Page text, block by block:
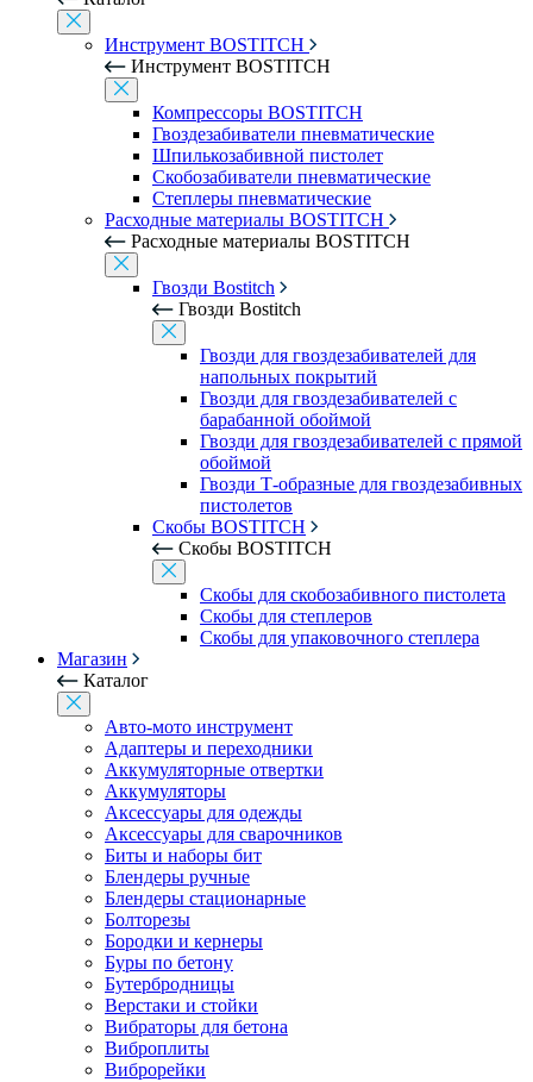
Инструмент BOSTITCH
Инструмент BOSTITCH
Компрессоры BOSTITCH
Гвоздезабиватели пневматические
Шпилькозабивной пистолет
Скобозабиватели пневматические
Степлеры пневматические
Расходные материалы BOSTITCH
Расходные материалы BOSTITCH
Гвозди Bostitch
Гвозди Bostitch
Гвозди для гвоздезабивателей для
напольных покрытий
Гвозди для гвоздезабивателей с
барабанной обоймой
Гвозди для гвоздезабивателей с прямой
обоймой
Гвозди Т-образные для гвоздезабивных
пистолетов
Скобы BOSTITCH
Скобы BOSTITCH
Скобы для скобозабивного пистолета
Скобы для степлеров
Скобы для упаковочного степлера
Магазин
Каталог
Авто-мото инструмент
Адаптеры и переходники
Аккумуляторные отвертки
Аккумуляторы
Аксессуары для одежды
Аксессуары для сварочников
Биты и наборы бит
Блендеры ручные
Блендеры стационарные
Болторезы
Бородки и кернеры
Буры по бетону
Бутербродницы
Верстаки и стойки
Вибраторы для бетона
Виброплиты
Виброрейки